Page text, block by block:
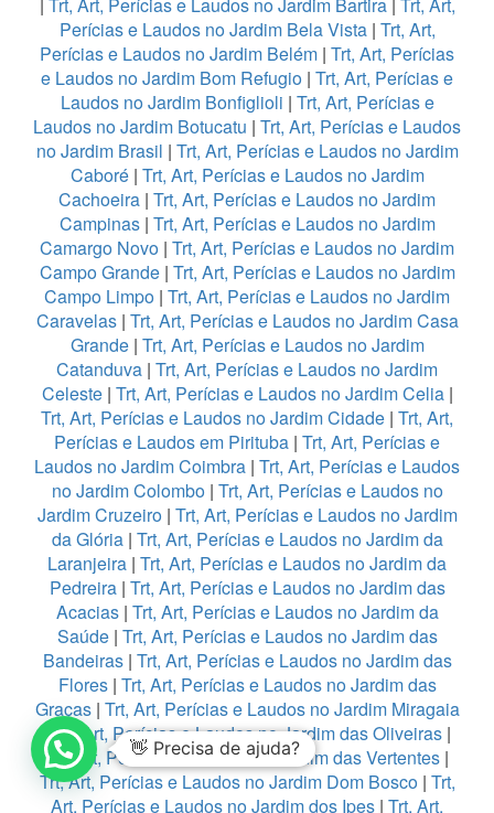
| Trt, Art, Perícias e Laudos no Jardim Bartira| Trt, Art,
Perícias e Laudos no Jardim Bela Vista| Trt, Art,
Perícias e Laudos no Jardim Belém | Trt, Art, Perícias
e Laudos no Jardim Bom Refugio | Trt, Art, Perícias e
Laudos no Jardim Bonfiglioli | Trt, Art, Perícias e
Laudos no Jardim Botucatu | Trt, Art, Perícias e Laudos
no Jardim Brasil | Trt, Art, Perícias e Laudos no Jardim
Caboré| Trt, Art, Perícias e Laudos no Jardim
Cachoeira | Trt, Art, Perícias e Laudos no Jardim
Campinas| Trt, Art, Perícias e Laudos no Jardim
Camargo Novo | Trt, Art, Perícias e Laudos no Jardim
Campo Grande| Trt, Art, Perícias e Laudos no Jardim
Campo Limpo | Trt, Art, Perícias e Laudos no Jardim
Caravelas| Trt, Art, Perícias e Laudos no Jardim Casa
Grande| Trt, Art, Perícias e Laudos no Jardim
Catanduva | Trt, Art, Perícias e Laudos no Jardim
Celeste| Trt, Art, Perícias e Laudos no Jardim Celia|
Trt, Art, Perícias e Laudos no Jardim Cidade | Trt, Art,
Perícias e Laudos em Pirituba | Trt, Art, Perícias e
Laudos no Jardim Coimbra | Trt, Art, Perícias e Laudos
no Jardim Colombo| Trt, Art, Perícias e Laudos no
Jardim Cruzeiro| Trt, Art, Perícias e Laudos no Jardim
da Glória| Trt, Art, Perícias e Laudos no Jardim da
Laranjeira | Trt, Art, Perícias e Laudos no Jardim da
Pedreira| Trt, Art, Perícias e Laudos no Jardim das
Acacias| Trt, Art, Perícias e Laudos no Jardim da
Saúde| Trt, Art, Perícias e Laudos no Jardim das
Bandeiras| Trt, Art, Perícias e Laudos no Jardim das
Flores| Trt, Art, Perícias e Laudos no Jardim das
Graças| Trt, Art, Perícias e Laudos no Jardim Miragaia
|Trt, Art, Perícias e Laudos no Jardim das Oliveiras|
Trt, Art, Perícias e Laudos no Jardim das Vertentes|
Trt, Art, Perícias e Laudos no Jardim Dom Bosco| Trt,
Art, Perícias e Laudos no Jardim dos Ipes | Trt, Art,
👋 Precisa de ajuda?